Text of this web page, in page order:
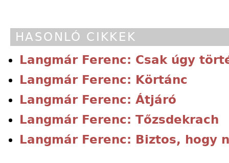
HASONLÓ CIKKEK
Langmár Ferenc: Csak úgy
Langmár Ferenc: Körtánc
Langmár Ferenc: Átjáró
Langmár Ferenc: Tőzsdekrach
Langmár Ferenc: Biztos, hogy